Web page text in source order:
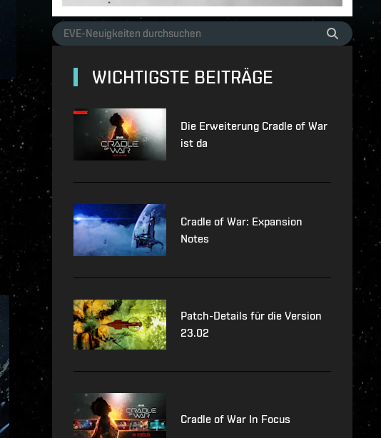
WICHTIGSTE BEITRÄGE
Die Erweiterung Cradle of War
ist da
Cradle of War: Expansion
Notes
Patch-Details für die Version
23.02
Cradle of War In Focus